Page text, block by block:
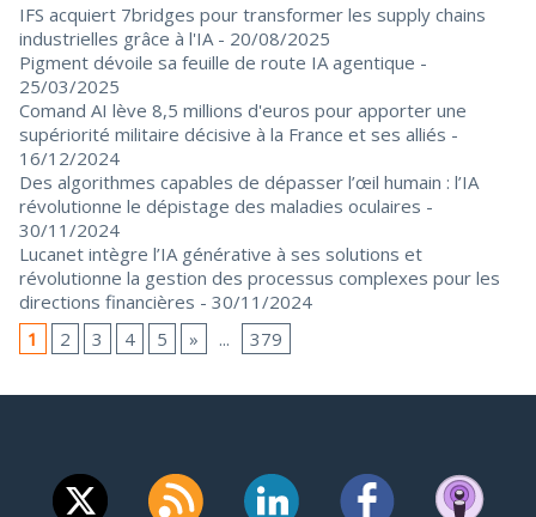
IFS acquiert 7bridges pour transformer les supply chains
industrielles grâce à l'IA - 20/08/2025
Pigment dévoile sa feuille de route IA agentique -
25/03/2025
Comand AI lève 8,5 millions d'euros pour apporter une
supériorité militaire décisive à la France et ses alliés -
16/12/2024
Des algorithmes capables de dépasser l’œil humain : l’IA
révolutionne le dépistage des maladies oculaires -
30/11/2024
Lucanet intègre l’IA générative à ses solutions et
révolutionne la gestion des processus complexes pour les
directions financières - 30/11/2024
1
2 3 4 5 » ... 379